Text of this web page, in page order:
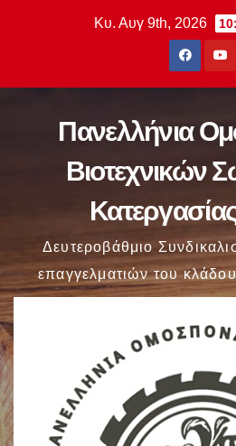
Κυ. Αυγ 9th, 2026
Πανελλήνια
Βιοτεχνικών
Δευτεροβάθμιο
επαγγελματιών του